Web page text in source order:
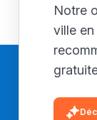
Notre
ville